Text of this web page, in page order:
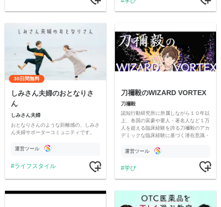
30日間無料
しみさん夫婦のおとなりさ
ん
しみさん夫婦
おとなりさんのような距離感の、しみさ
ん夫婦サポーターコミュニティです。
運営ツール
ライフスタイル
刀禰毅のWIZARD VORTEX
刀禰毅
認知行動研究所に所属しながら１０年以
上、各国の富豪や要人・著名人など１万
人を超える臨床経験を誇る刀禰毅のアカ
デミックな臨床経験に基づく潜在意識・
運営ツール
学び